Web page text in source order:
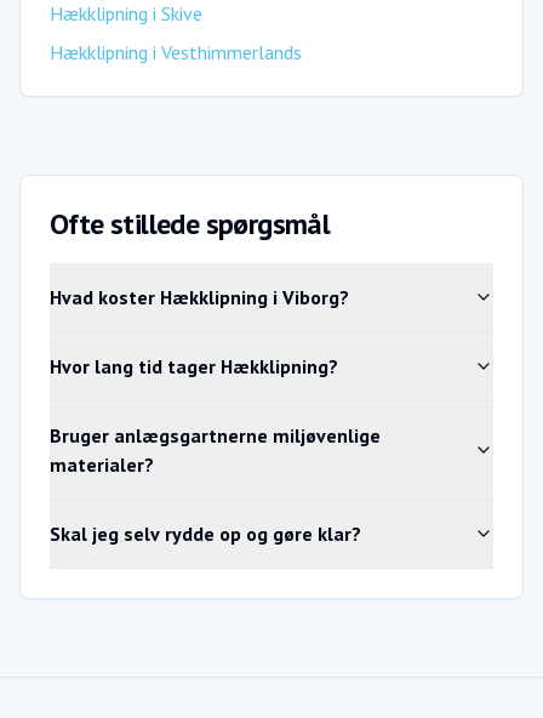
Hækklipning i Skive
Hækklipning i Vesthimmerlands
Ofte stillede spørgsmål
Hvad koster Hækklipning i Viborg?
Hvor lang tid tager Hækklipning?
Bruger anlægsgartnerne miljøvenlige
materialer?
Skal jeg selv rydde op og gøre klar?